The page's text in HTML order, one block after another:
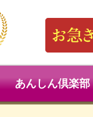
あんしん倶楽部